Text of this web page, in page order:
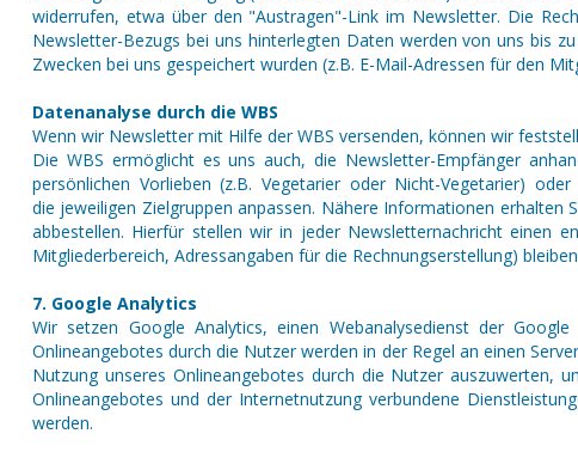
widerrufen, etwa über den "Austragen"-Link im Newsletter. Die
Newsletter-Bezugs bei uns hinterlegten Daten werden von uns bis
Zwecken bei uns gespeichert wurden (z.B. E-Mail-Adressen für den
Datenanalyse durch die WBS
Wenn wir Newsletter mit Hilfe der WBS versenden, können wir
Die WBS ermöglicht es uns auch, die Newsletter-Empfänger
persönlichen Vorlieben (z.B. Vegetarier oder Nicht-Vegetarier)
die jeweiligen Zielgruppen anpassen. Nähere Informationen
abbestellen. Hierfür stellen wir in jeder Newsletternachricht einen
Mitgliederbereich, Adressangaben für die Rechnungserstellung)
7. Google Analytics
Wir setzen Google Analytics, einen Webanalysedienst der
Onlineangebotes durch die Nutzer werden in der Regel an einen
Nutzung unseres Onlineangebotes durch die Nutzer auszuwerten,
Onlineangebotes und der Internetnutzung verbundene
werden.